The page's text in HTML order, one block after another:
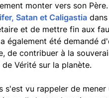
monter vers son
Satan et Caligastia
et de mettre fin aux
également été demandé
de contribuer à la
Vérité sur la planète.
s'est vu rappeler de